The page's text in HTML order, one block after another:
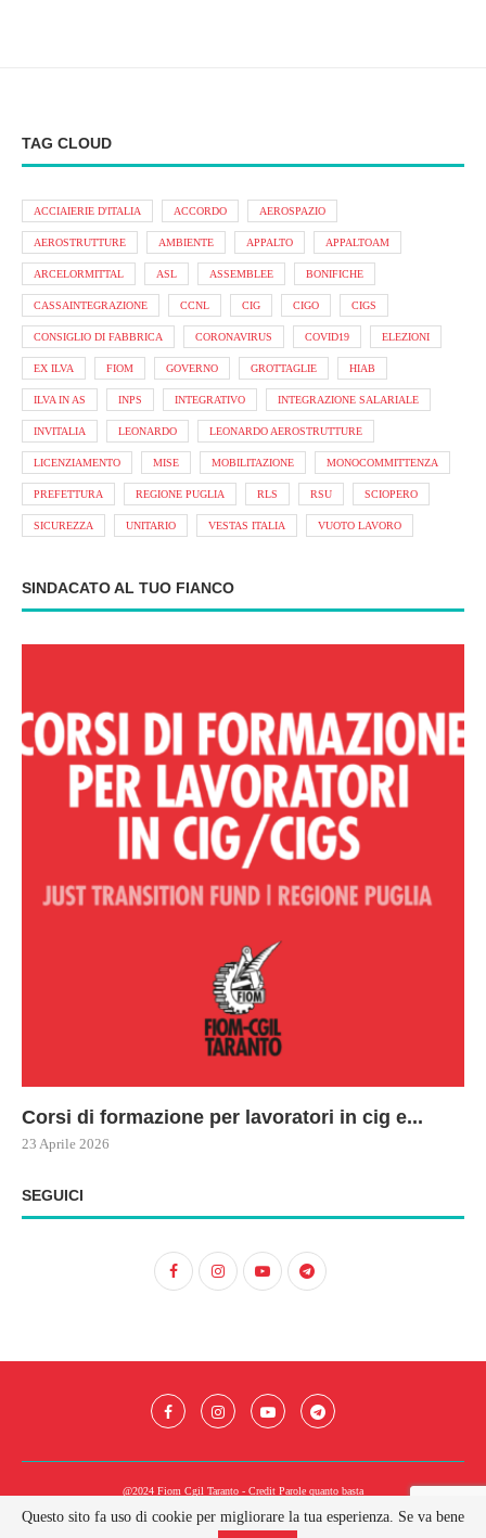
TAG CLOUD
ACCIAIERIE D'ITALIA ACCORDO AEROSPAZIO
AEROSTRUTTURE AMBIENTE APPALTO APPALTOAM
ARCELORMITTAL ASL ASSEMBLEE BONIFICHE
CASSAINTEGRAZIONE CCNL CIG CIGO CIGS
CONSIGLIO DI FABBRICA CORONAVIRUS COVID19 ELEZIONI
EX ILVA FIOM GOVERNO GROTTAGLIE HIAB
ILVA IN AS INPS INTEGRATIVO INTEGRAZIONE SALARIALE
INVITALIA LEONARDO LEONARDO AEROSTRUTTURE
LICENZIAMENTO MISE MOBILITAZIONE MONOCOMMITTENZA
PREFETTURA REGIONE PUGLIA RLS RSU SCIOPERO
SICUREZZA UNITARIO VESTAS ITALIA VUOTO LAVORO
SINDACATO AL TUO FIANCO
Corsi di formazione per lavoratori in cig e...
23 Aprile 2026
SEGUICI
@2024 Fiom Cgil Taranto - Credit Parole quanto basta
Questo sito fa uso di cookie per migliorare la tua esperienza. Se va bene